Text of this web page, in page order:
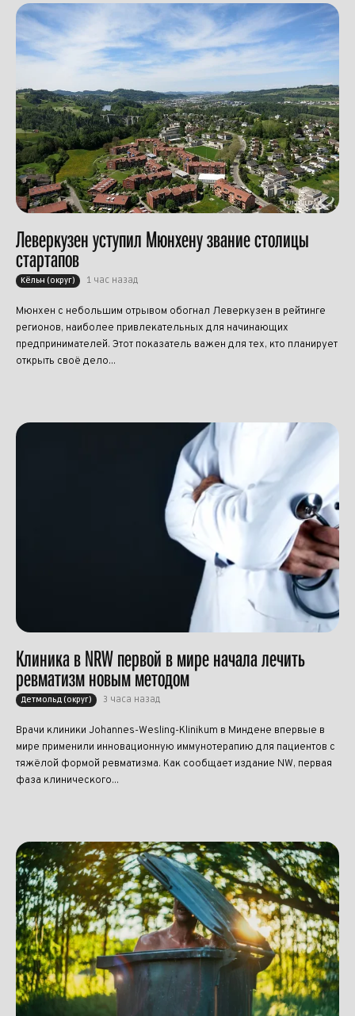
Леверкузен уступил Мюнхену звание столицы
стартапов
Кёльн (округ) 1 час назад
Мюнхен с небольшим отрывом обогнал Леверкузен в рейтинге
регионов, наиболее привлекательных для начинающих
предпринимателей. Этот показатель важен для тех, кто планирует
открыть своё дело...
Клиника в NRW первой в мире начала лечить
ревматизм новым методом
Детмольд (округ) 3 часа назад
Врачи клиники Johannes-Wesling-Klinikum в Миндене впервые в
мире применили инновационную иммунотерапию для пациентов с
тяжёлой формой ревматизма. Как сообщает издание NW, первая
фаза клинического...